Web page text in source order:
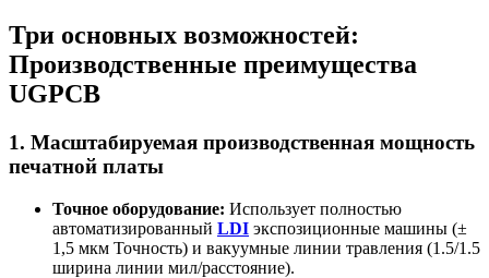
Три основных возможностей:
Производственные преимущества
UGPCB
1. Масштабируемая производственная мощность
печатной платы
Точное оборудование: Использует полностью
автоматизированный LDI экспозиционные машины (±
1,5 мкм Точность) и вакуумные линии травления (1.5/1.5
ширина линии мил/расстояние).